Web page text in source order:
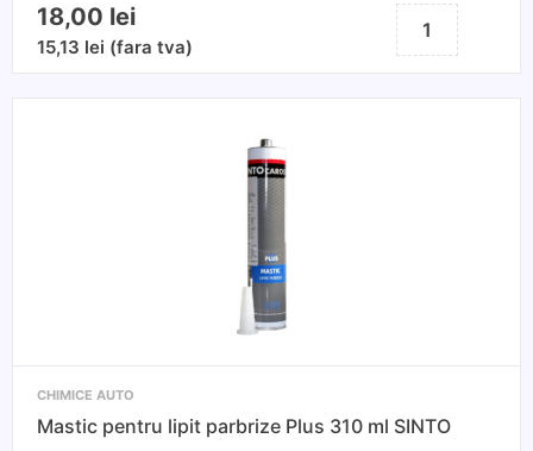
18,00 lei
15,13 lei (fara tva)
Cantitate
Spray
CHIMICE AUTO
Mastic pentru lipit parbrize Plus 310 ml SINTO